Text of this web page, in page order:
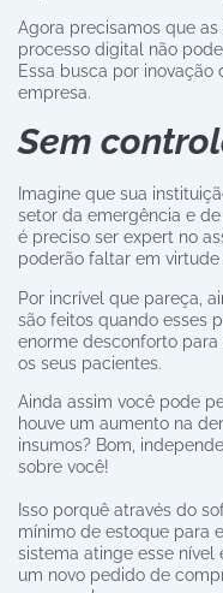
Agora precisamos que
processo digital não
Essa busca por
empresa.
Sem
Imagine que sua
setor da emergência e
é preciso ser expert no
poderão faltar em
Por incrível que pareça,
são feitos quando esses
enorme desconforto
os seus pacientes.
Ainda assim você pode
houve um aumento na
insumos? Bom,
sobre você!
Isso porquê através do
mínimo de estoque para
sistema atinge esse
um novo pedido de